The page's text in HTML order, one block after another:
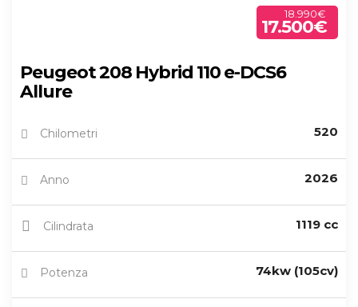
18.990€
17.500€
Peugeot 208 Hybrid 110 e-DCS6
Allure
Chilometri 520
Anno 2026
Cilindrata 1119 cc
Potenza 74kw (105cv)